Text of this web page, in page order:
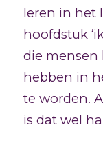
leren in het
hoofdstuk
die mensen
hebben in
te worden.
is dat wel